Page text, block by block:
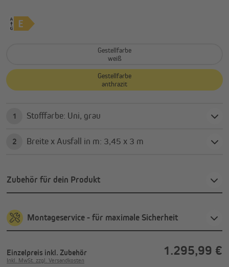
Gestellfarbe
weiß
Gestellfarbe
anthrazit
1 Stofffarbe: Uni, grau
2 Breite x Ausfall in m: 3,45 x 3 m
Zubehör für dein Produkt
Montageservice - für maximale Sicherheit
Einzelpreis inkl. Zubehör 1.295,99 €
Inkl. MwSt. zzgl. Versandkosten